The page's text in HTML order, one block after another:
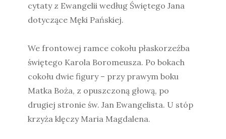
cytaty z Ewangelii według Świętego Jana
dotyczące Męki Pańskiej.
We frontowej ramce cokołu płaskorzeźba
świętego Karola Boromeusza. Po bokach
cokołu dwie figury – przy prawym boku
Matka Boża, z opuszczoną głową, po
drugiej stronie św. Jan Ewangelista. U stóp
krzyża klęczy Maria Magdalena.